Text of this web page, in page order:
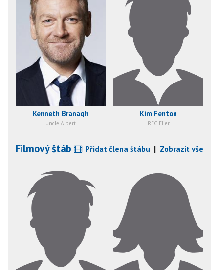
Kenneth Branagh
Uncle Albert
Kim Fenton
RFC Flier
Filmový štáb Přidat člena štábu | Zobrazit vše